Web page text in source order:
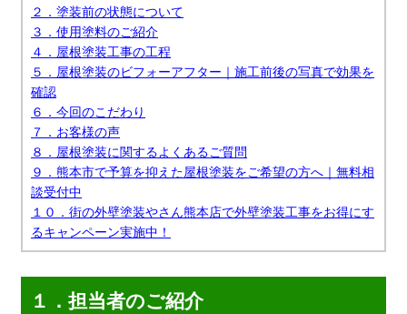
２．塗装前の状態について
３．使用塗料のご紹介
４．屋根塗装工事の工程
５．屋根塗装のビフォーアフター｜施工前後の写真で効果を
確認
６．今回のこだわり
７．お客様の声
８．屋根塗装に関するよくあるご質問
９．熊本市で予算を抑えた屋根塗装をご希望の方へ｜無料相
談受付中
１０．街の外壁塗装やさん熊本店で外壁塗装工事をお得にす
るキャンペーン実施中！
１．担当者のご紹介